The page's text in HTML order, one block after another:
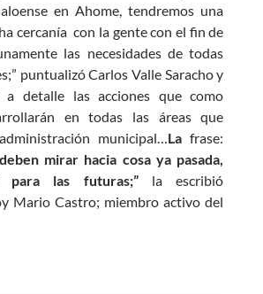
en Ahome, tendremos una
cercanía con la gente con el fin de
las necesidades de todas
puntualizó Carlos Valle Saracho y
detalle las acciones que como
en todas las áreas que
municipal… La frase:
mirar hacia cosa ya pasada,
para las futuras;”la escribió
Mario Castro; miembro activo del